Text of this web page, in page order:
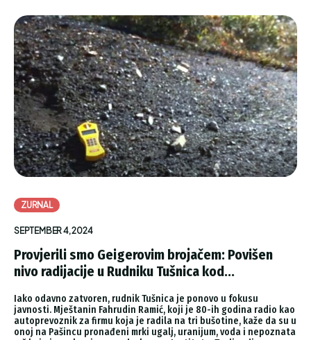
ZURNAL
SEPTEMBER 4, 2024
Provjerili smo Geigerovim brojačem: Povišen
nivo radijacije u Rudniku Tušnica kod...
Iako odavno zatvoren, rudnik Tušnica je ponovo u fokusu
javnosti. Mještanin Fahrudin Ramić, koji je 80-ih godina radio kao
autoprevoznik za firmu koja je radila na tri bušotine, kaže da su u
onoj na Pašincu pronađeni mrki ugalj, uranijum, voda i nepoznata